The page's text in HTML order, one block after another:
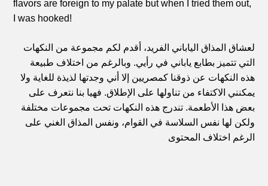
flavors are foreign to my palate but when I tried them out,
I was hooked!
لعشاق المذاق الياباني الفريد، أقدم لكم مجموعة من النكهات
التي تتميز بطابع ياباني في رأيي. وبالرغم من اختلاف طبيعة
هذه النكهات عن ذوقنا كمصريين إلا أني وجدتها لذيذة للغاية ولا
يمكنني الاكتفاء من تناولها على الإطلاق. فهيا بنا نتعرف على
بعض هذا الأطعمة. تندرج هذه النكهات تحت مجموعات مختلفة
ولكن لها نفس السلاسة في القوام، ونفس المذاق الغني على
الرغم اختلاف المحتوى